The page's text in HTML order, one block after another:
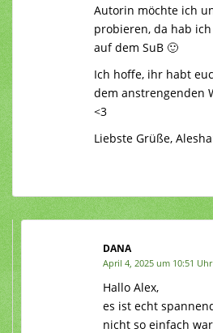
Autorin möchte ich
probieren, da hab
auf dem SuB 🙂
Ich hoffe, ihr habt
dem anstrengenden
<3
Liebste Grüße,
DANA
April 4, 2025 um 10:51 Uhr
Hallo Alex,
es ist echt
nicht so einfach